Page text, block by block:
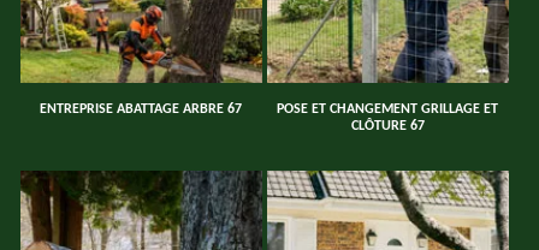
ENTREPRISE ABATTAGE ARBRE 67
POSE ET CHANGEMENT GRILLAGE ET
CLÔTURE 67